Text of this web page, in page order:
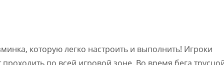
которую легко настроить и выполнить! Игроки